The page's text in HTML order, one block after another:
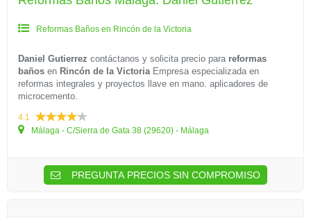
Reformas Baños en Rincón de la Victoria
Daniel Gutierrez contáctanos y solicita precio para reformas
baños en Rincón de la VictoriaEmpresa especializada en
reformas integrales y proyectos llave en mano. aplicadores de
microcemento.
4.1
Málaga - C/Sierra de Gata 38 (29620) - Málaga
PREGUNTA PRECIOS SIN COMPROMISO